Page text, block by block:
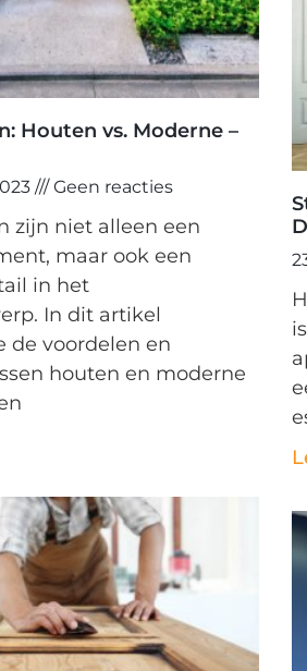
Houten vs. Moderne –
Geen reacties
zijn niet alleen een
maar ook een
in het
In dit artikel
de voordelen en
houten en moderne